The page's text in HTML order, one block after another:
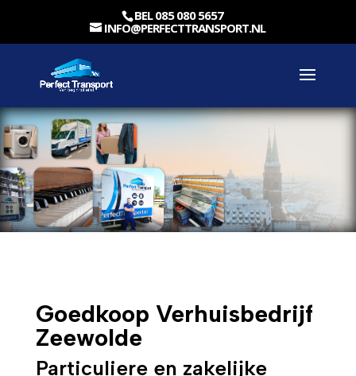
BEL 085 080 5657
INFO@PERFECTTRANSPORT.NL
Goedkoop Verhuisbedrijf
Zeewolde
Particuliere en zakelijke